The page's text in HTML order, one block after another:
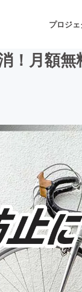
プロジ
音楽
ゲーム・サービ
書籍・雑誌出版
チャレンジ
！月額